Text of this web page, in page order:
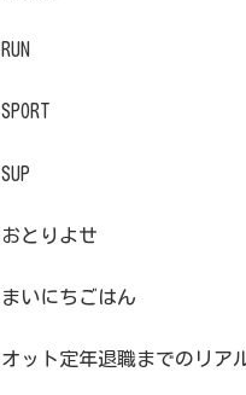
RUN
SPORT
SUP
おとりよせ
まいにちごはん
オット定年退職までのリア